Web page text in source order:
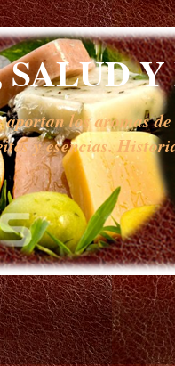
los aromas
y esencias.